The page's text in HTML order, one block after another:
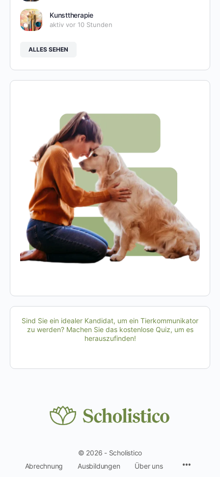
Kunsttherapie
aktiv vor 10 Stunden
ALLES SEHEN
Sind Sie ein idealer Kandidat, um ein Tierkommunikator
zu werden? Machen Sie das kostenlose Quiz, um es
herauszufinden!
© 2026 - Scholistico
Abrechnung
Ausbildungen Über uns